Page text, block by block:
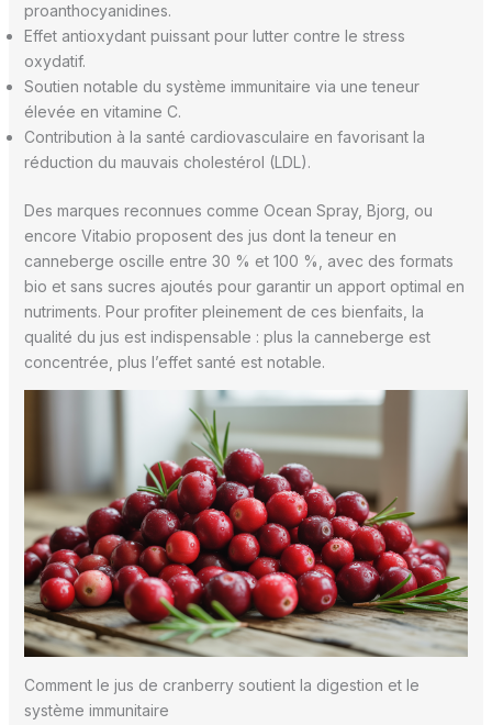
proanthocyanidines.
Effet antioxydant puissant pour lutter contre le stress
oxydatif.
Soutien notable du système immunitaire via une teneur
élevée en vitamine C.
Contribution à la santé cardiovasculaire en favorisant la
réduction du mauvais cholestérol (LDL).
Des marques reconnues comme Ocean Spray, Bjorg, ou
encore Vitabio proposent des jus dont la teneur en
canneberge oscille entre 30 % et 100 %, avec des formats
bio et sans sucres ajoutés pour garantir un apport optimal en
nutriments. Pour profiter pleinement de ces bienfaits, la
qualité du jus est indispensable : plus la canneberge est
concentrée, plus l’effet santé est notable.
Comment le jus de cranberry soutient la digestion et le
système immunitaire